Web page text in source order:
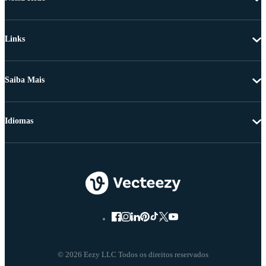
Links
Saiba Mais
© 2026 Eezy LLC Todos os direitos reservados
Idiomas